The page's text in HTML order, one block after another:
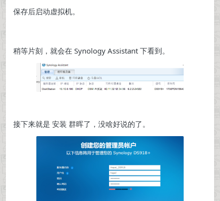
保存后启动虚拟机。
稍等片刻，就会在 Synology Assistant 下看到。
接下来就是 安装 群晖了，没啥好说的了。